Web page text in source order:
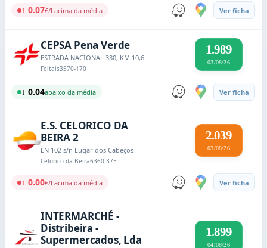
↑ 0.07€/l acima da média Ver ficha
CEPSA Pena Verde
ESTRADA NACIONAL 330, KM 10,600, PENA VERDE
Feitais3570-170
1.989
03/08/26
↓ 0.04abaixo da média Ver ficha
E.S. CELORICO DA
BEIRA 2
EN 102 s/n Lugar dos Cabeços
Celorico da Beira6360-375
2.039
03/08/26
↑ 0.00€/l acima da média Ver ficha
INTERMARCHÉ -
Distribeira -
Supermercados, Lda
1.899
04/08/26